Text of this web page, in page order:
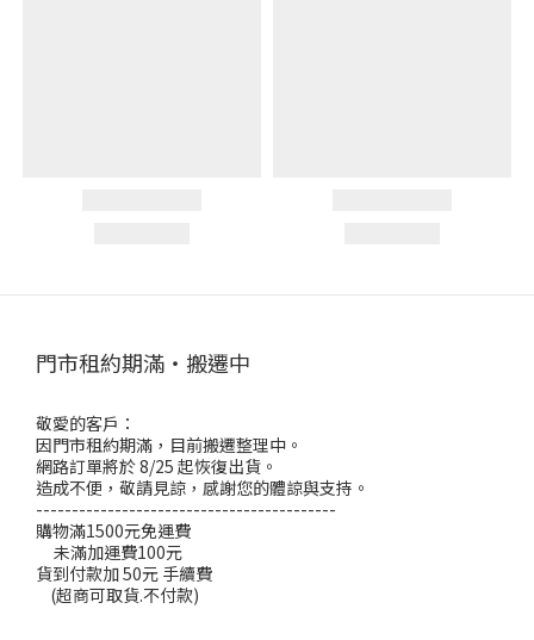
門市租約期滿・搬遷中
敬愛的客戶：
因門市租約期滿，目前搬遷整理中。
網路訂單將於 8/25 起恢復出貨。
造成不便，敬請見諒，感謝您的體諒與支持。
------------------------------------------
購物滿1500元免運費
未滿加運費100元
貨到付款加 50元 手續費
(超商可取貨.不付款)